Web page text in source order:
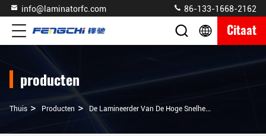
info@laminatorfc.com 86-133-1668-2162
Citaat
producten
Thuis > Producten > De Lamineerder Van De Hoge Snelheidsfluit